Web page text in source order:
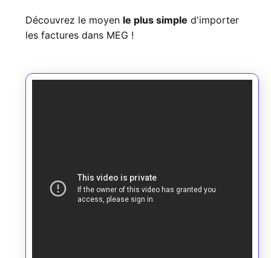
Découvrez le moyen le plus simple d'importer
les factures dans MEG !